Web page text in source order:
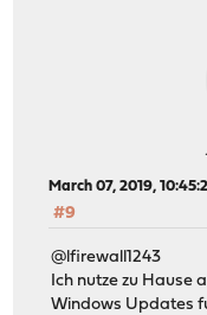
March 07, 2019,
#9
@lfirewall1243
Ich nutze zu Hause
Windows Updates